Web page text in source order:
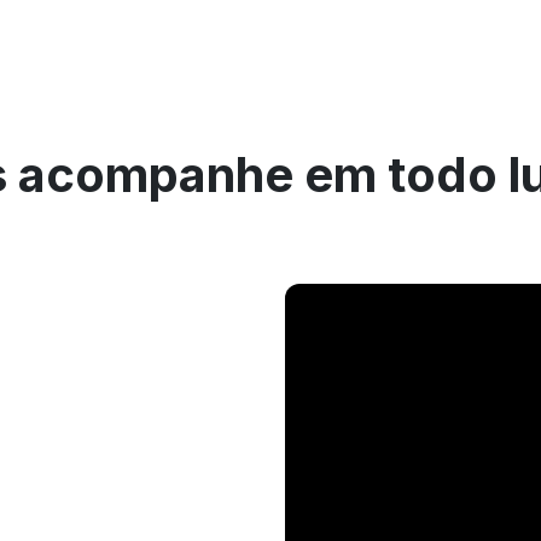
acompanhe em todo